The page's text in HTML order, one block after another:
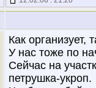
Как организует,
У нас тоже по
Сейчас на
петрушка-укроп.